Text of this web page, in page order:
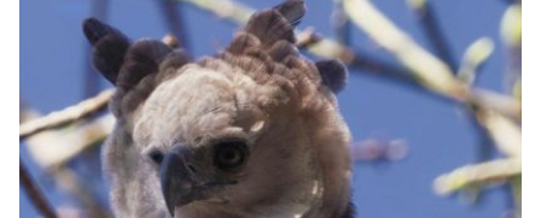
způsobem, výběrným hospodařením bez smrkových
monokultur, které co nejvíce respektuje přírodní
procesy. Těžba jednotlivých stromů místo holoseče
vede k lesu různorodému, různověkému a odolnému
vůči počasí a kůrovcovým kalamitám.